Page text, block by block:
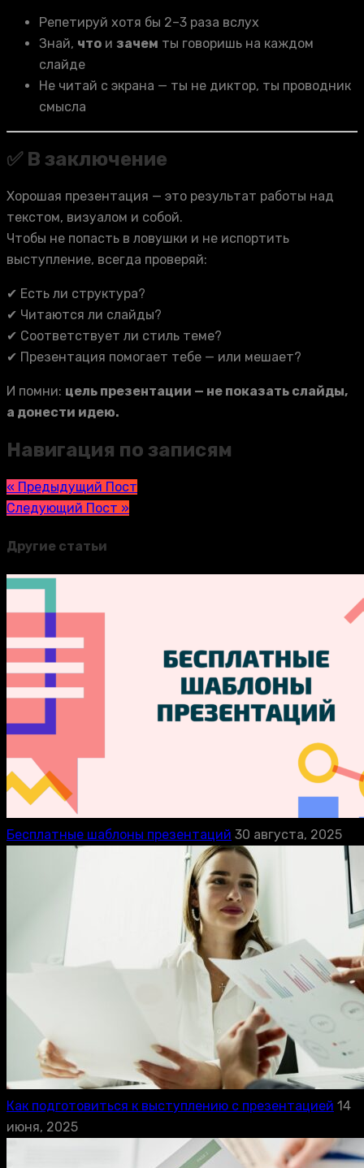
Репетируй хотя бы 2–3 раза вслух
Знай, что и зачем ты говоришь на каждом
слайде
Не читай с экрана — ты не диктор, ты проводник
смысла
✅ В заключение
Хорошая презентация — это результат работы над
текстом, визуалом и собой.
Чтобы не попасть в ловушки и не испортить
выступление, всегда проверяй:
✔ Есть ли структура?
✔ Читаются ли слайды?
✔ Соответствует ли стиль теме?
✔ Презентация помогает тебе — или мешает?
И помни: цель презентации — не показать слайды,
а донести идею.
Навигация по записям
« Предыдущий Пост
Следующий Пост »
Другие статьи
Бесплатные шаблоны презентаций 30 августа, 2025
Как подготовиться к выступлению с презентацией 14
июня, 2025